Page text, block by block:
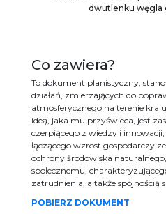
dwutlenku węgla
Co zawiera?
To dokument planistyczny,
działań, zmierzających do
atmosferycznego na terenie
ideą, jaka mu przyświeca, jest
czerpiącego z wiedzy i
łączącego wzrost gospodarczy
ochrony środowiska
społecznemu,
zatrudnienia, a także spójnością
POBIERZ DOKUMENT